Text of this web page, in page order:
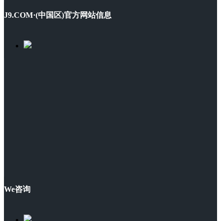
J9.COM·(中国区)官方网站信息
We咨询